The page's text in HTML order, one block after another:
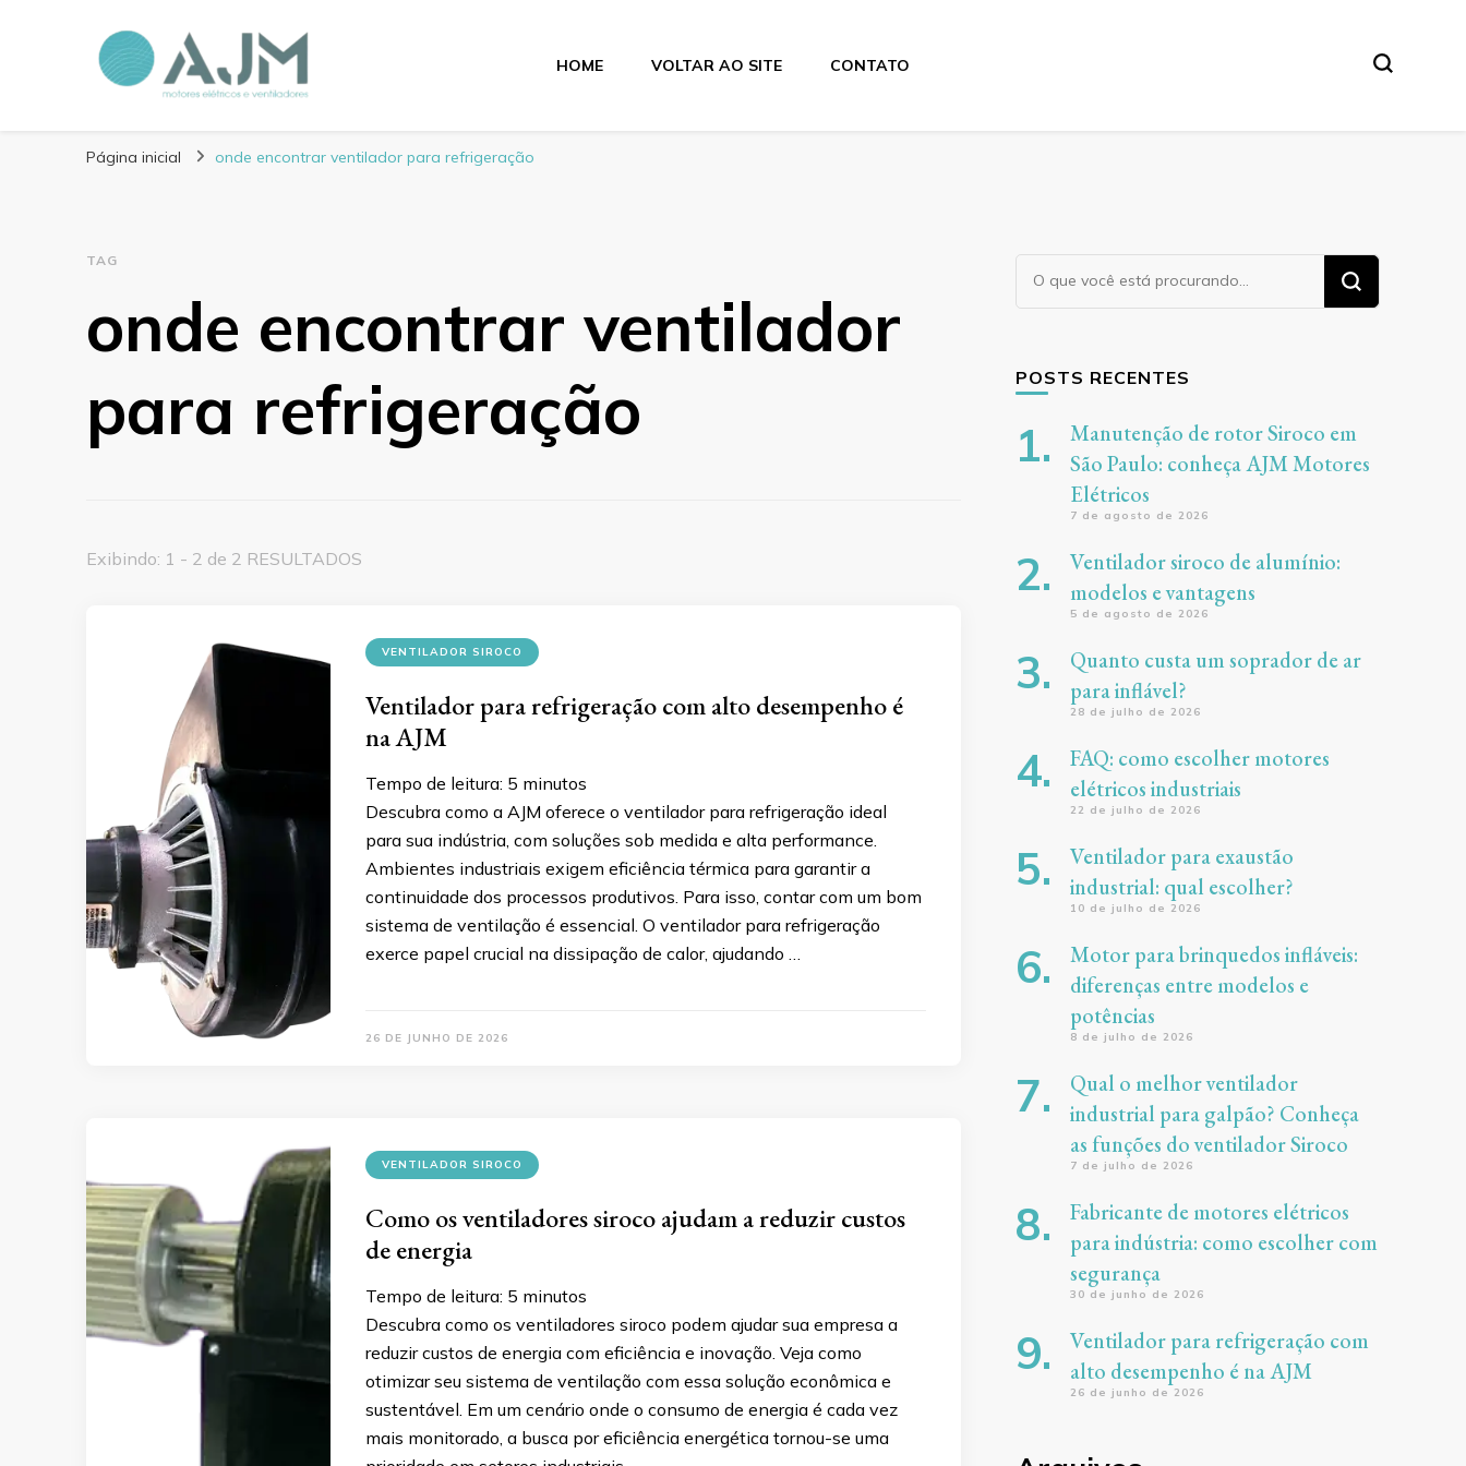
Blog AJM Motores Elétricos e Ventiladores
HOME VOLTAR AO SITE CONTATO
Página inicial onde encontrar ventilador para refrigeração
TAG
onde encontrar ventilador
para refrigeração
Exibindo: 1 - 2 de 2 RESULTADOS
VENTILADOR SIROCO
Ventilador para refrigeração com alto desempenho é
na AJM
Tempo de leitura: 5 minutos
Descubra como a AJM oferece o ventilador para refrigeração ideal
para sua indústria, com soluções sob medida e alta performance.
Ambientes industriais exigem eficiência térmica para garantir a
continuidade dos processos produtivos. Para isso, contar com um bom
sistema de ventilação é essencial. O ventilador para refrigeração
exerce papel crucial na dissipação de calor, ajudando …
26 DE JUNHO DE 2026
VENTILADOR SIROCO
Como os ventiladores siroco ajudam a reduzir custos
de energia
Tempo de leitura: 5 minutos
Descubra como os ventiladores siroco podem ajudar sua empresa a
reduzir custos de energia com eficiência e inovação. Veja como
otimizar seu sistema de ventilação com essa solução econômica e
sustentável. Em um cenário onde o consumo de energia é cada vez
mais monitorado, a busca por eficiência energética tornou-se uma
Procurando
algo?
POSTS RECENTES
Manutenção de rotor Siroco em
São Paulo: conheça AJM Motores
Elétricos
7 de agosto de 2026
Ventilador siroco de alumínio:
modelos e vantagens
5 de agosto de 2026
Quanto custa um soprador de ar
para inflável?
28 de julho de 2026
FAQ: como escolher motores
elétricos industriais
22 de julho de 2026
Ventilador para exaustão
industrial: qual escolher?
10 de julho de 2026
Motor para brinquedos infláveis:
diferenças entre modelos e
potências
8 de julho de 2026
Qual o melhor ventilador
industrial para galpão? Conheça
as funções do ventilador Siroco
7 de julho de 2026
Fabricante de motores elétricos
para indústria: como escolher com
segurança
30 de junho de 2026
Ventilador para refrigeração com
alto desempenho é na AJM
26 de junho de 2026